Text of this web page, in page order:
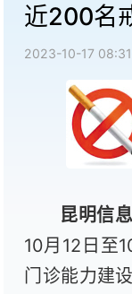
近200名
2023-10-17
昆明信
10月12日至
门诊能力建